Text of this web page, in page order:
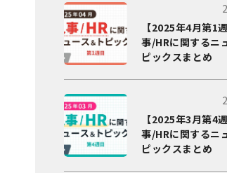
【2025年4月第1
事/HRに関するニ
ピックスまとめ
【2025年3月第4
事/HRに関するニ
ピックスまとめ